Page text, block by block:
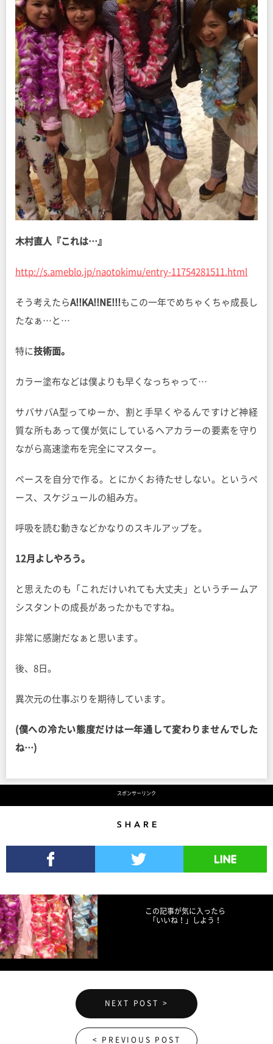
木村直人『これは…』
http://s.ameblo.jp/naotokimu/entry-11754281511.html
そう考えたらA!!KA!!NE!!!もこの一年でめちゃくちゃ成長し
たなぁ…と…
特に技術面。
カラー塗布などは僕よりも早くなっちゃって…
サバサバA型ってゆーか、割と手早くやるんですけど神経
質な所もあって僕が気にしているヘアカラーの要素を守り
ながら高速塗布を完全にマスター。
ペースを自分で作る。とにかくお待たせしない。というペ
ース、スケジュールの組み方。
呼吸を読む動きなどかなりのスキルアップを。
12月よしやろう。
と思えたのも「これだけいれても大丈夫」というチームア
シスタントの成長があったかもですね。
非常に感謝だなぁと思います。
後、8日。
異次元の仕事ぶりを期待しています。
(僕への冷たい態度だけは一年通して変わりませんでした
ね…)
スポンサーリンク
この記事が気に入ったら
「いいね！」しよう！
NEXT POST >
< PREVIOUS POST